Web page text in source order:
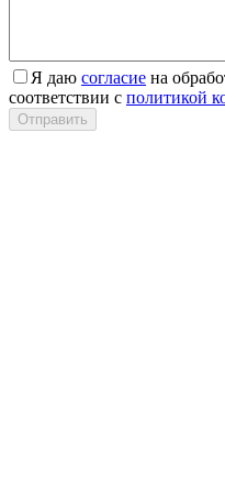
Я даю согласие на
соответствии с политикой